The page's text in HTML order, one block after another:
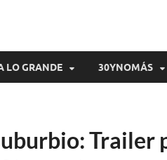
LO GRANDE 30YNOMÁS
Trailer